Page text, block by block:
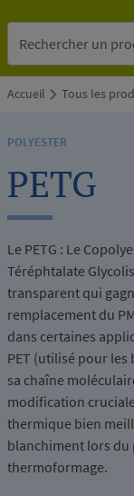
Accueil Tous les
POLYESTER
PETG
Le PETG : Le
Téréphtalate
transparent qui
remplacement du
dans certaines
PET (utilisé pour
sa chaîne
modification
thermique bien
blanchiment lors du
thermoformage.